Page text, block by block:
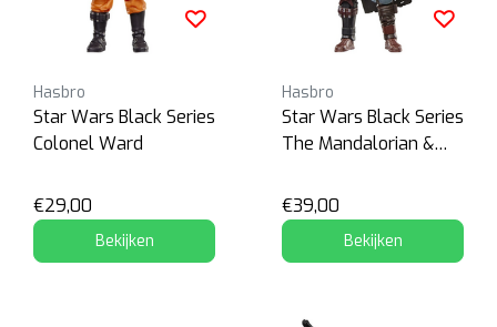
Hasbro
Star Wars Black Series
Colonel Ward
€29,00
Bekijken
Hasbro
Star Wars Black Series
The Mandalorian &
€39,00
Bekijken